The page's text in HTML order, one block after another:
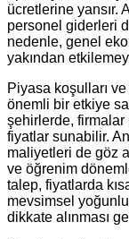
ücretlerine yansır.
personel giderleri
nedenle, genel
yakından
Piyasa koşulları
önemli bir etkiye
şehirlerde,
fiyatlar sunabilir.
maliyetleri de göz
ve öğrenim
talep, fiyatlarda
mevsimsel
dikkate alınması